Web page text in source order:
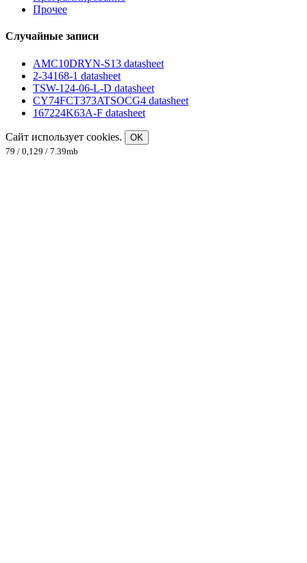
Прочее
Случайные записи
AMC10DRYN-S13 datasheet
2-34168-1 datasheet
TSW-124-06-L-D datasheet
CY74FCT373ATSOCG4 datasheet
167224K63A-F datasheet
Сайт использует cookies.
OK
79 / 0,129 / 7.39mb